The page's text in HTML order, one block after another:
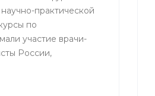
практической
по
участие врачи-
России,